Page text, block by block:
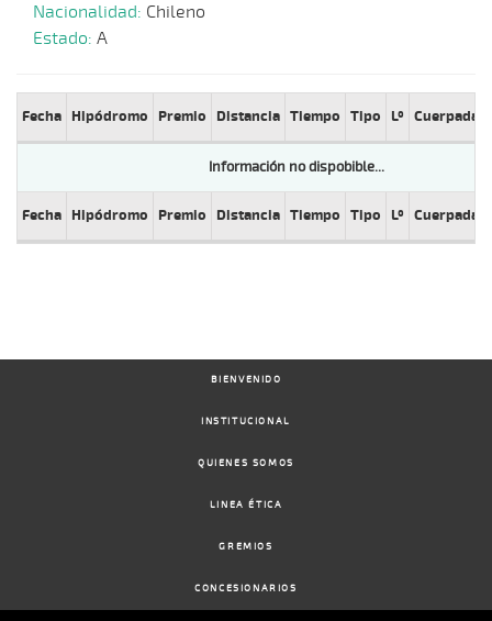
Nacionalidad: Chileno
Estado: A
Fecha Hipódromo Premio Distancia Tiempo Tipo Lº Cuerpada
Información no dispobible...
Fecha Hipódromo Premio Distancia Tiempo Tipo Lº Cuerpada
BIENVENIDO
INSTITUCIONAL
QUIENES SOMOS
LINEA ÉTICA
GREMIOS
CONCESIONARIOS